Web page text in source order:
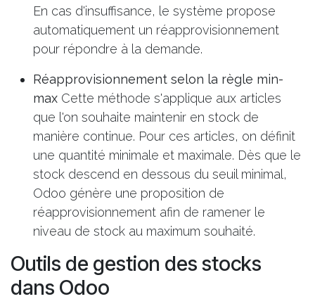
En cas d'insuffisance, le système propose
automatiquement un réapprovisionnement
pour répondre à la demande.
Réapprovisionnement selon la règle min-
max Cette méthode s'applique aux articles
que l'on souhaite maintenir en stock de
manière continue. Pour ces articles, on définit
une quantité minimale et maximale. Dès que le
stock descend en dessous du seuil minimal,
Odoo génère une proposition de
réapprovisionnement afin de ramener le
niveau de stock au maximum souhaité.
Outils de gestion des stocks
dans Odoo